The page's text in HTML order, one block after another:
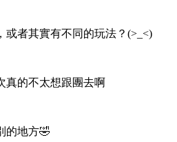
或者其實有不同的玩法？(>_<)
真的不太想跟團去啊
的地方🤣